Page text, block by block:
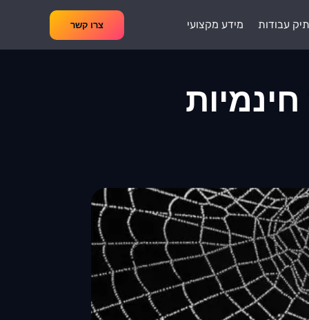
תיק עבודות מידע מקצועי צרו קשר